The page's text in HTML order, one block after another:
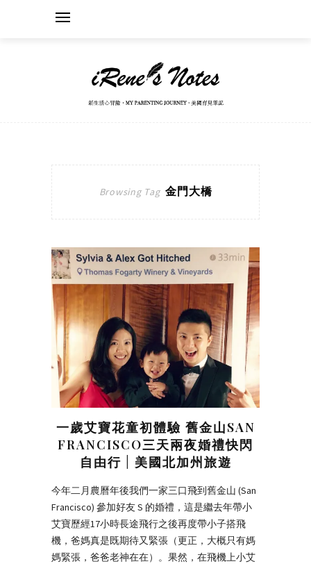
Browsing Tag 金門大橋
一歲艾寶花童初體驗 舊金山SAN
FRANCISCO三天兩夜婚禮快閃
自由行 | 美國北加州旅遊
今年二月農曆年後我們一家三口飛到舊金山 (San
Francisco) 參加好友 S 的婚禮，這是繼去年帶小
艾寶歷經17小時長途飛行之後再度帶小子搭飛
機，爸媽真是既期待又緊張（更正，大概只有媽
媽緊張，爸爸老神在在）。果然，在飛機上小艾